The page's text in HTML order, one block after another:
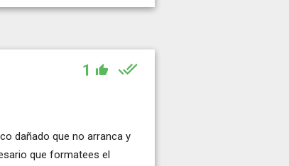
1
dañado que no arranca y
que formatees el